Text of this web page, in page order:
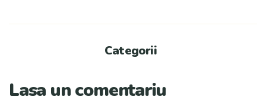
Categorii
Lasa un comentariu